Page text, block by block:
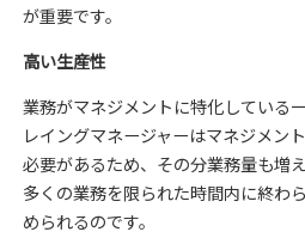
が重要です。
高い生産性
業務がマネジメントに特化している
レイングマネージャーはマネジメン
必要があるため、その分業務量も増え
多くの業務を限られた時間内に終わ
められるのです。